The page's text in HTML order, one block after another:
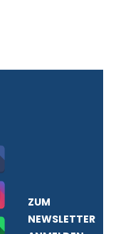
ZUM
NEWSLETTER